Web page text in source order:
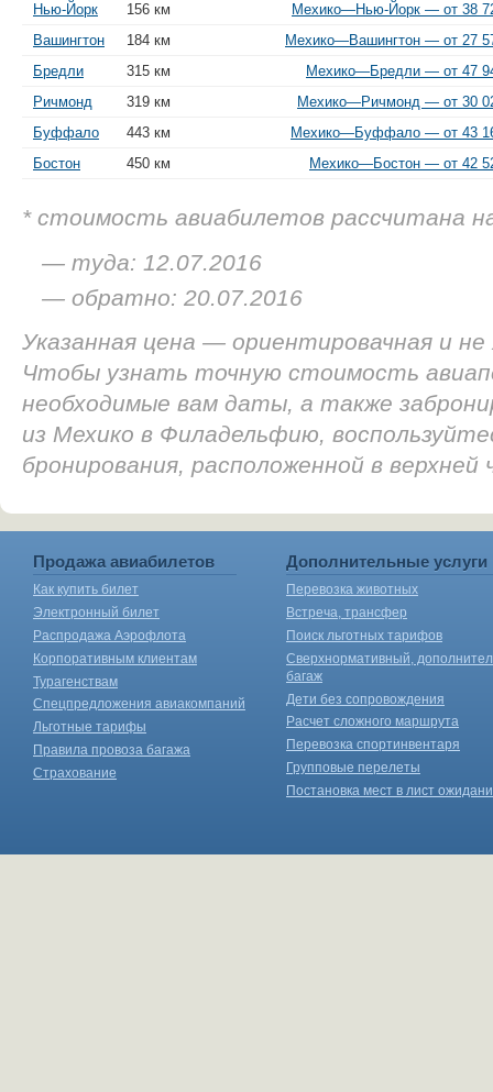
Нью-Йорк
156 км
Мехико—Нью-Йорк — от 38
Вашингтон
184 км
Мехико—Вашингтон — от 27
Бредли
315 км
Мехико—Бредли — от 47
Ричмонд
319 км
Мехико—Ричмонд — от 30
Буффало
443 км
Мехико—Буффало — от 43
Бостон
450 км Мехико—Бостон — от 42
* стоимость авиабилетов рассчитана
— туда: 12.07.2016
— обратно: 20.07.2016
Указанная цена — ориентировачная и
Чтобы узнать точную стоимость
необходимые вам даты, а также
из Мехико в Филадельфию,
бронирования, расположенной в
Продажа авиабилетов
Как купить билет
Электронный билет
Распродажа Аэрофлота
Корпоративным клиентам
Турагенствам
Спецпредложения авиакомпаний
Льготные тарифы
Правила провоза багажа
Страхование
Дополнительные услуги
Перевозка животных
Встреча, трансфер
Поиск льготных тарифов
Сверхнормативный,
багаж
Дети без сопровождения
Расчет сложного маршрута
Перевозка спортинвентаря
Групповые перелеты
Постановка мест в лист